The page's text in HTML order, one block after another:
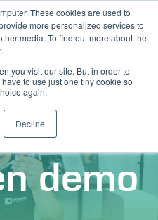
These cookies are used to
more personalized services to
media. To find out more about the
you visit our site. But in order to
to use just one tiny cookie so
again.
Decline
demo